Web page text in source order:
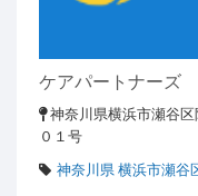
ケアパートナーズ
神奈川県横浜市瀬谷
０１号
神奈川県 横浜市瀬谷